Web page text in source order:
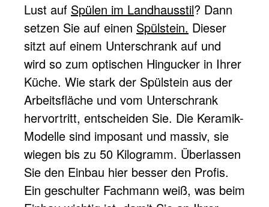
Lust auf Spülen im Landhausstil? Dann
setzen Sie auf einen Spülstein. Dieser
sitzt auf einem Unterschrank auf und
wird so zum optischen Hingucker in Ihrer
Küche. Wie stark der Spülstein aus der
Arbeitsfläche und vom Unterschrank
hervortritt, entscheiden Sie. Die Keramik-
Modelle sind imposant und massiv, sie
wiegen bis zu 50 Kilogramm. Überlassen
Sie den Einbau hier besser den Profis.
Ein geschulter Fachmann weiß, was beim